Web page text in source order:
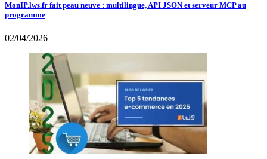
MonIP.lws.fr fait peau neuve : multilingue, API JSON et serveur MCP au
programme
02/04/2026